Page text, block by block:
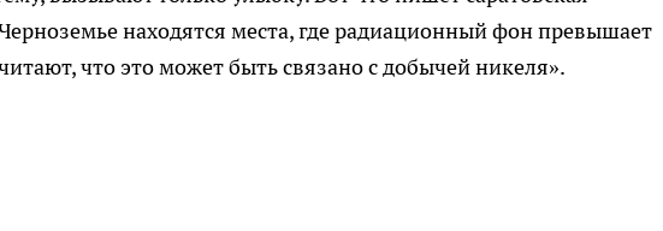
находятся места, где радиационный фон превышает
что это может быть связано с добычей никеля».